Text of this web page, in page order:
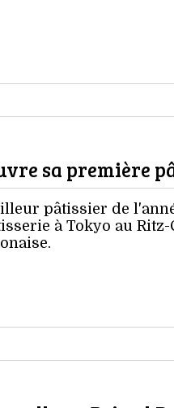
sa première
pâtissier de
à Tokyo au